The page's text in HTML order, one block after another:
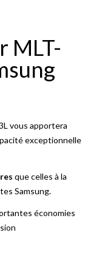
MLT-
vous apportera
exceptionnelle
que celles à la
Samsung.
économies